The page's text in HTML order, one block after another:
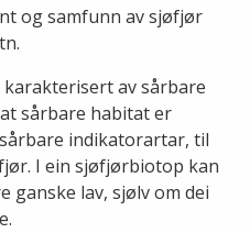
og samfunn av sjøfjør
av sårbare
sårbare habitat er
indikatorartar, til
I ein sjøfjørbiotop kan
ganske lav, sjølv om dei